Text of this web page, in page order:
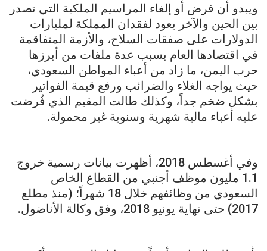
ويبدو أن فرض أو إلغاء المراسيم الملكية التي تصدر
بين الحين والآخر يعود لفقدان المملكة لمليارات
الدولارات على صفقات السلاح، والأزمة المتفاقمة
في اقتصادها العام بسبب عدة ملفات من أبرزها
حرب اليمن، ما زاد من أعباء المواطن السعودي،
حيث يواجه الغلاء والضرائب ورفع قيمة الفواتير
بشكل ضخم جداً، وكذلك طالت المقيم الذي فُرضت
عليه أعباء مالية شهرية وسنوية غير محمولة.
وفي أغسطس 2018، أظهرت بيانات رسمية خروج
1.1 مليون موظف أجنبي من القطاع الخاص
السعودي من وظائفهم خلال 18 شهراً؛ (منذ مطلع
2017) حتى نهاية يونيو 2018، وفق وكالة الأناضول.